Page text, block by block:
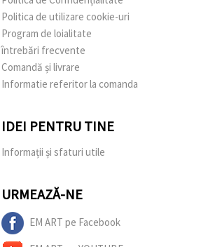
Politica de utilizare cookie-uri
Program de loialitate
întrebări frecvente
Comandă și livrare
Informatie referitor la comanda
IDEI PENTRU TINE
Informații și sfaturi utile
URMEAZĂ-NE
EM ART pe Facebook